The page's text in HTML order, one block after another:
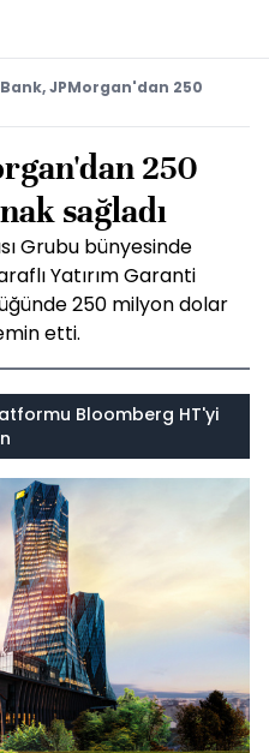
JPMorgan'dan 250
250
sağladı
Grubu bünyesinde
Yatırım Garanti
250 milyon dolar
etti.
Bloomberg HT'yi